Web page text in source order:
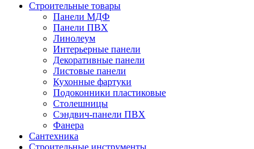
Строительные товары
Панели МДФ
Панели ПВХ
Линолеум
Интерьерные панели
Декоративные панели
Листовые панели
Кухонные фартуки
Подоконники пластиковые
Столешницы
Сэндвич-панели ПВХ
Фанера
Сантехника
Строительные инструменты